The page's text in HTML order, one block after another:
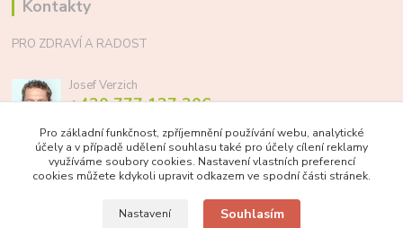
Kontakty
PRO ZDRAVÍ A RADOST
Josef Verzich
+420 777 137 206
info@prozdraviaradost.cz
Pro základní funkčnost, zpříjemnění používání webu, analytické
účely a v případě udělení souhlasu také pro účely cílení reklamy
využíváme soubory cookies. Nastavení vlastních preferencí
cookies můžete kdykoli upravit odkazem ve spodní části stránek.
Nastavení Souhlasím